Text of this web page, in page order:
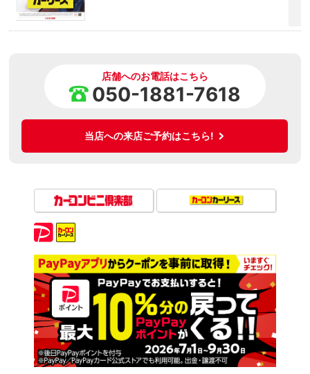
店舗へのお電話はこちら
050-1881-7618
当店への来店ご予約はこちら!